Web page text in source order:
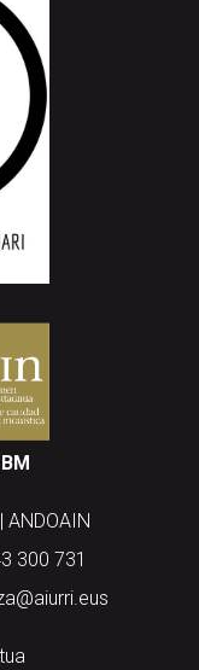
300 731